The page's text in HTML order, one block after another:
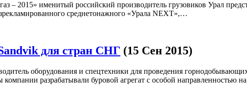
– 2015» именитый российский производитель грузовиков Урал
среднетонажного «Урала NEXT»,…
для стран СНГ (15 Сен 2015)
оборудования и спецтехники для проведения
разрабатывали буровой агрегат с особой направленностью